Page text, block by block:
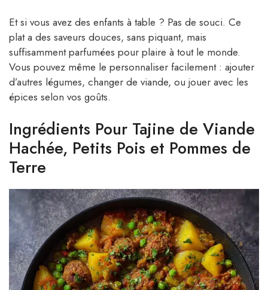
Et si vous avez des enfants à table ? Pas de souci. Ce
plat a des saveurs douces, sans piquant, mais
suffisamment parfumées pour plaire à tout le monde.
Vous pouvez même le personnaliser facilement : ajouter
d’autres légumes, changer de viande, ou jouer avec les
épices selon vos goûts.
Ingrédients Pour Tajine de Viande
Hachée, Petits Pois et Pommes de
Terre